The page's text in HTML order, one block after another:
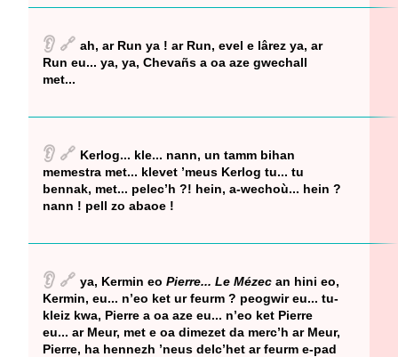
👂 🔗 ah, ar Run ya ! ar Run, evel e lârez ya, ar
Run eu... ya, ya, Chevañs a oa aze gwechall
met...
👂 🔗 Kerlog... kle... nann, un tamm bihan
memestra met... klevet ’meus Kerlog tu... tu
bennak, met... pelec’h ?! hein, a-wechoù... hein ?
nann ! pell zo abaoe !
👂 🔗 ya, Kermin eo Pierre... Le Mézec an hini eo,
Kermin, eu... n’eo ket ur feurm ? peogwir eu... tu-
kleiz kwa, Pierre a oa aze eu... n’eo ket Pierre
eu... ar Meur, met e oa dimezet da merc’h ar Meur,
Pierre, ha hennezh ’neus delc’het ar feurm e-pad